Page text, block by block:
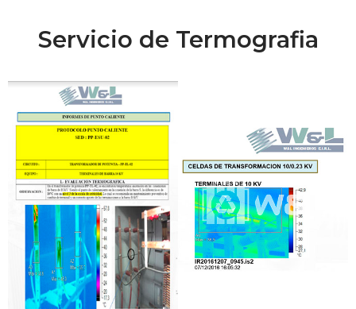
Servicio de Termografia